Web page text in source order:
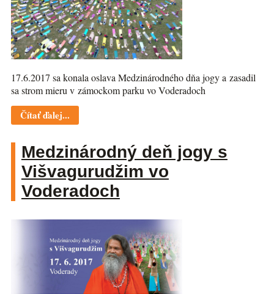
17.6.2017 sa konala oslava Medzinárodného dňa jogy a zasadil
sa strom mieru v zámockom parku vo Voderadoch
Čítať ďalej...
Medzinárodný deň jogy s
Višvagurudžim vo
Voderadoch